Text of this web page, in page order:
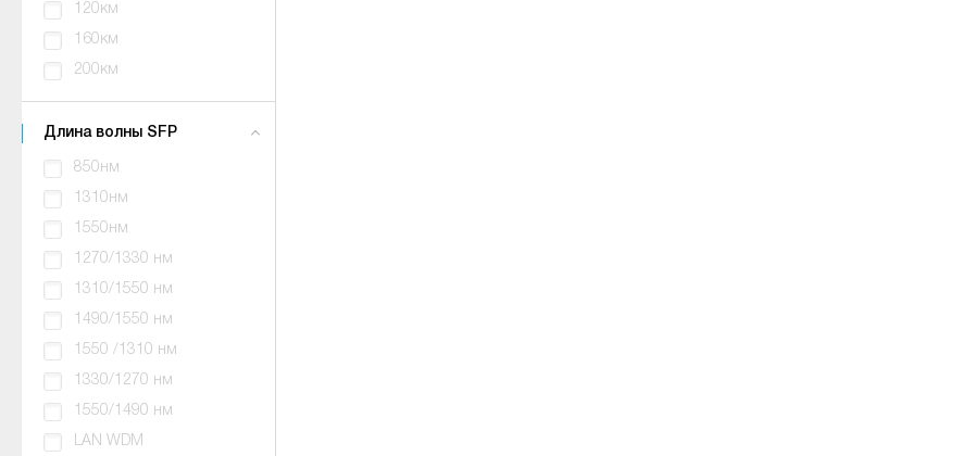
120км
160км
200км
Длина волны SFP
850нм
1310нм
1550нм
1270/1330 нм
1310/1550 нм
1490/1550 нм
1550 /1310 нм
1330/1270 нм
1550/1490 нм
LAN WDM